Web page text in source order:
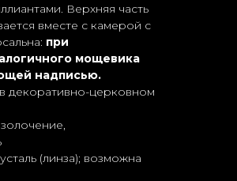
Верхняя часть
вместе с камерой с
при
мощевика
надписью.
декоративно-церковном
(линза); возможна